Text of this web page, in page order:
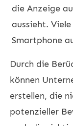
die Anzeige
aussieht.
Smartphone
Durch die
können
erstellen, die
potenzieller